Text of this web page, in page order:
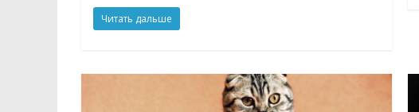
Читать дальше